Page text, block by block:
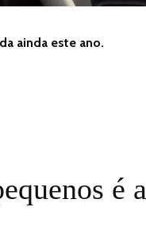
ainda este ano.
é a